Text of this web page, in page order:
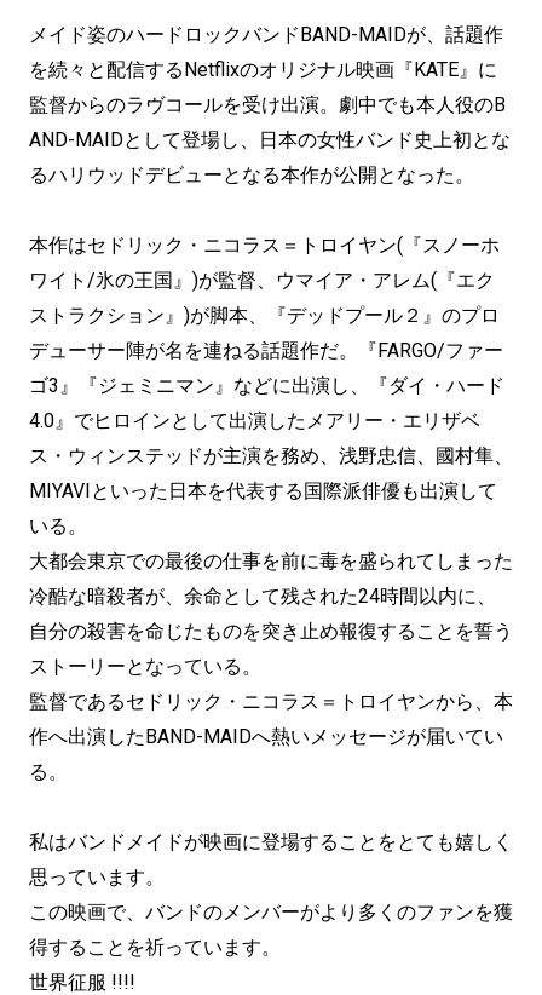
メイド姿のハードロックバンドBAND-MAIDが、話題作
を続々と配信するNetflixのオリジナル映画『KATE』に
監督からのラヴコールを受け出演。劇中でも本人役のB
AND-MAIDとして登場し、日本の女性バンド史上初とな
るハリウッドデビューとなる本作が公開となった。
本作はセドリック・ニコラス＝トロイヤン(『スノーホ
ワイト/氷の王国』)が監督、ウマイア・アレム(『エク
ストラクション』)が脚本、『デッドプール２』のプロ
デューサー陣が名を連ねる話題作だ。『FARGO/ファー
ゴ3』『ジェミニマン』などに出演し、『ダイ・ハード
4.0』でヒロインとして出演したメアリー・エリザベ
ス・ウィンステッドが主演を務め、浅野忠信、國村隼、
MIYAVIといった日本を代表する国際派俳優も出演して
いる。
大都会東京での最後の仕事を前に毒を盛られてしまった
冷酷な暗殺者が、余命として残された24時間以内に、
自分の殺害を命じたものを突き止め報復することを誓う
ストーリーとなっている。
監督であるセドリック・ニコラス＝トロイヤンから、本
作へ出演したBAND-MAIDへ熱いメッセージが届いてい
る。
私はバンドメイドが映画に登場することをとても嬉しく
思っています。
この映画で、バンドのメンバーがより多くのファンを獲
得することを祈っています。
世界征服 !!!!